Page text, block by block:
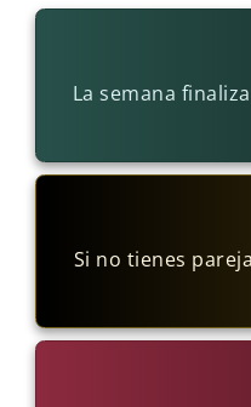
La semana
Si no tienes